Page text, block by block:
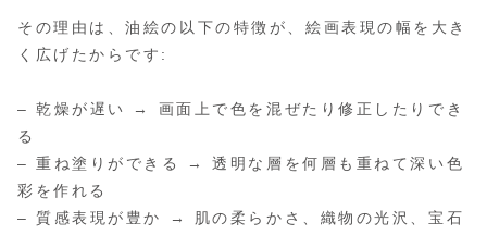
その理由は、油絵の以下の特徴が、絵画表現の幅を大き
く広げたからです:
– 乾燥が遅い → 画面上で色を混ぜたり修正したりでき
る
– 重ね塗りができる → 透明な層を何層も重ねて深い色
彩を作れる
– 質感表現が豊か → 肌の柔らかさ、織物の光沢、宝石